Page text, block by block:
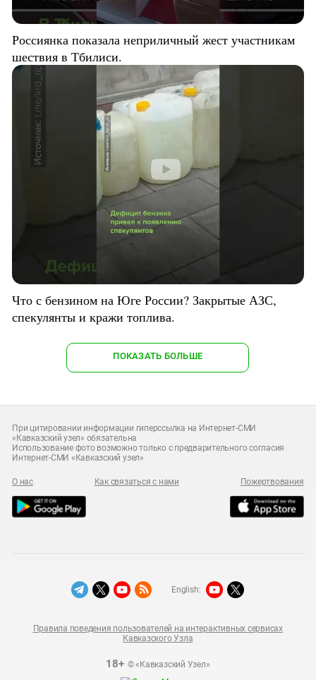
Россиянка показала неприличный жест участникам
шествия в Тбилиси.
Что с бензином на Юге России? Закрытые АЗС,
спекулянты и кражи топлива.
ПОКАЗАТЬ БОЛЬШЕ
При цитировании информации гиперссылка на Интернет-СМИ
«Кавказский узел» обязательна
Использование фото возможно только с предварительного согласия
Интернет-СМИ «Кавказский узел»
О нас Как связаться с нами Пожертвования
18+© «Кавказский Узел»
Правила поведения пользователей на интерактивных сервисах
Кавказского Узла
English: